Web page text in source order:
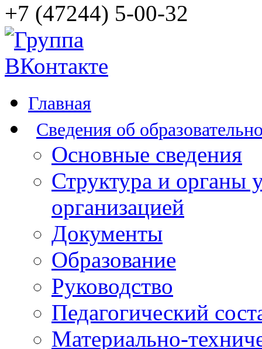
+7 (47244) 5-00-32
Главная
Сведения об
Основные сведения
Структура и органы
организацией
Документы
Образование
Руководство
Педагогический
Материально-